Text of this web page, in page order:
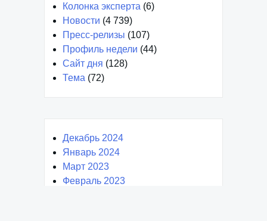
Колонка эксперта (6)
Новости (4 739)
Пресс-релизы (107)
Профиль недели (44)
Сайт дня (128)
Тема (72)
Декабрь 2024
Январь 2024
Март 2023
Февраль 2023